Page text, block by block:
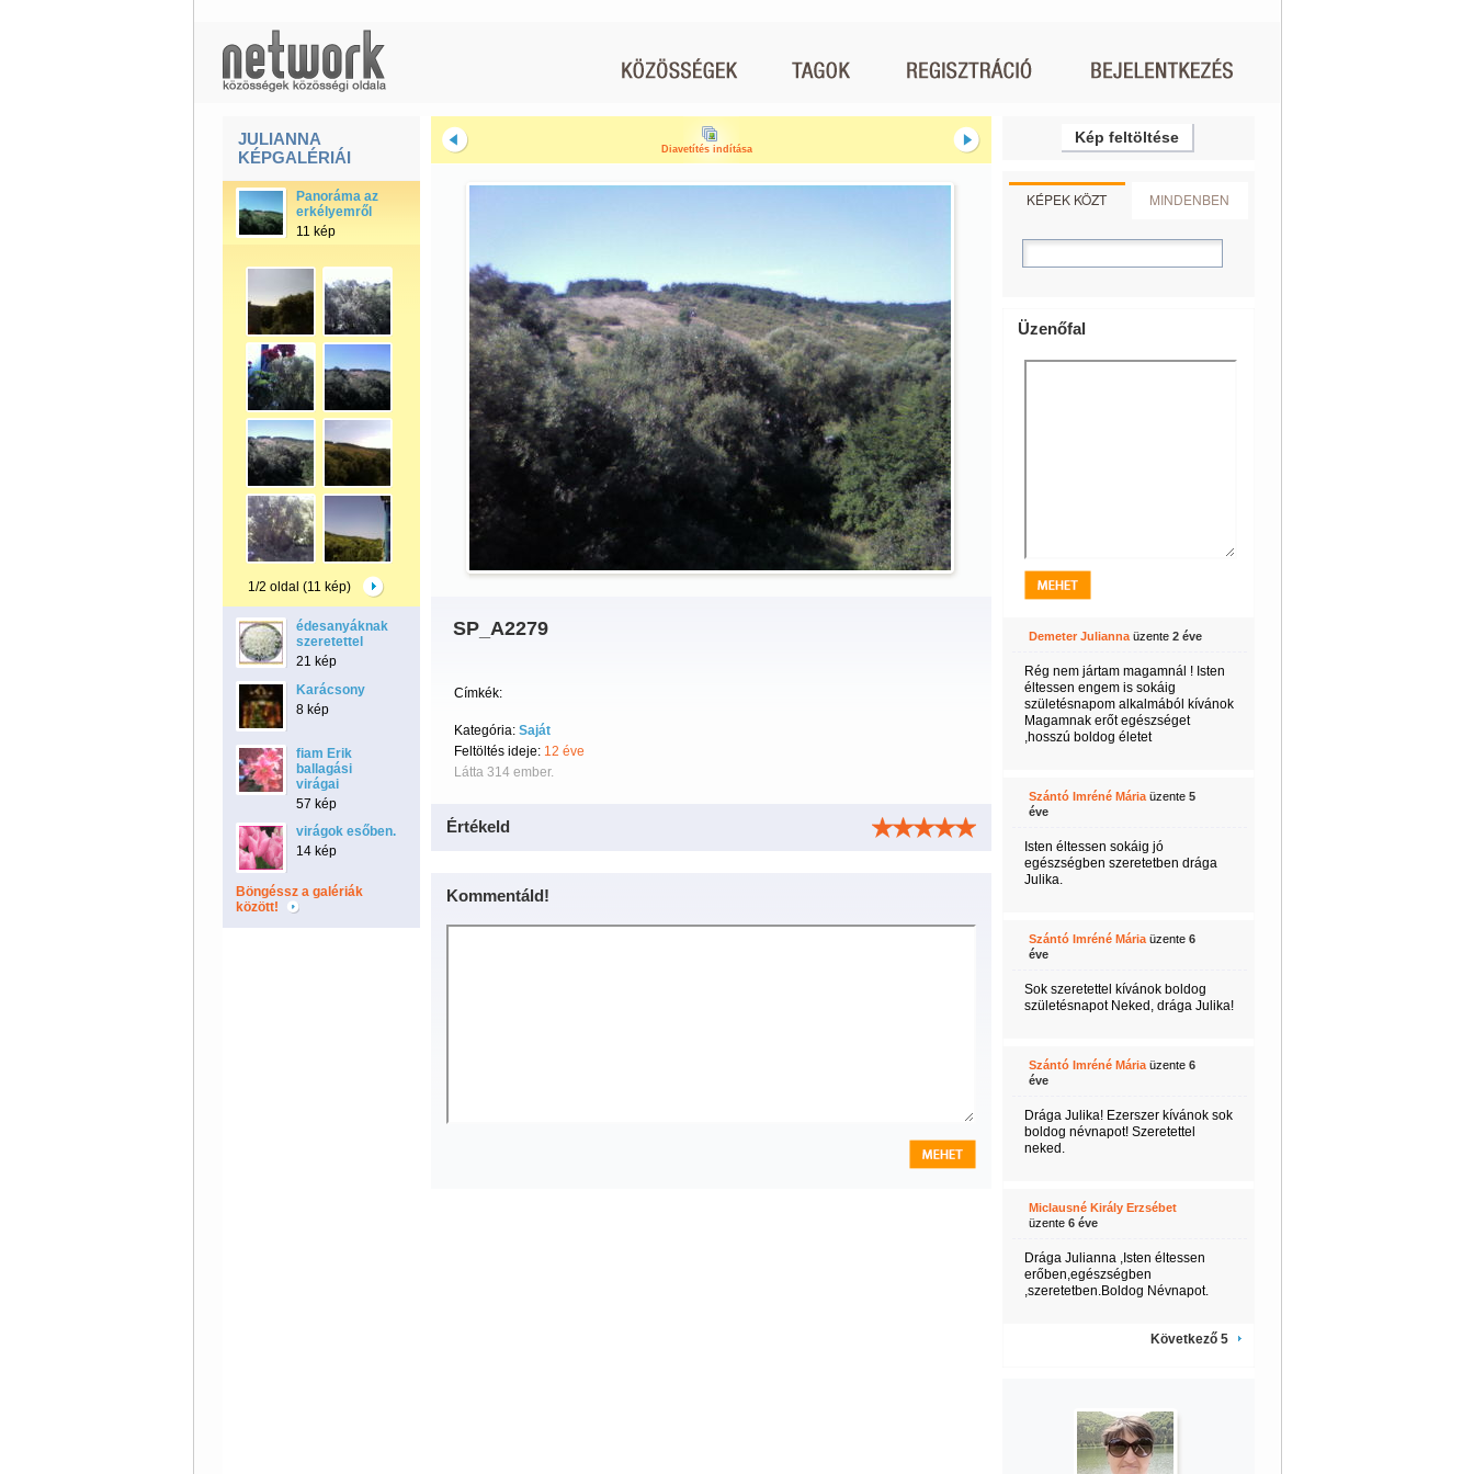
JULIANNA
KÉPGALÉRIÁI
Panoráma az
erkélyemről
11 kép
1/2 oldal (11 kép)
édesanyáknak
szeretettel
21 kép
Karácsony
8 kép
fiam Erik
ballagási
virágai
57 kép
virágok esőben.
14 kép
Böngéssz a galériák
között!
Diavetítés indítása
SP_A2279
Címkék:
Kategória: Saját
Feltöltés ideje: 12 éve
Látta 314 ember.
Értékeld
Kommentáld!
Kép feltöltése
KÉPEK KÖZT MINDENBEN
Üzenőfal
Demeter Juliannaüzente 2 éve
Rég nem jártam magamnál ! Isten
éltessen engem is sokáig
születésnapom alkalmából kívánok
Magamnak erőt egészséget
,hosszú boldog életet
Szántó Imréné Máriaüzente 5
éve
Isten éltessen sokáig jó
egészségben szeretetben drága
Julika.
Szántó Imréné Máriaüzente 6
éve
Sok szeretettel kívánok boldog
születésnapot Neked, drága Julika!
Szántó Imréné Máriaüzente 6
éve
Drága Julika! Ezerszer kívánok sok
boldog névnapot! Szeretettel
neked.
Miclausné Király Erzsébet
üzente 6 éve
Drága Julianna ,Isten éltessen
erőben,egészségben
,szeretetben.Boldog Névnapot.
Következő 5